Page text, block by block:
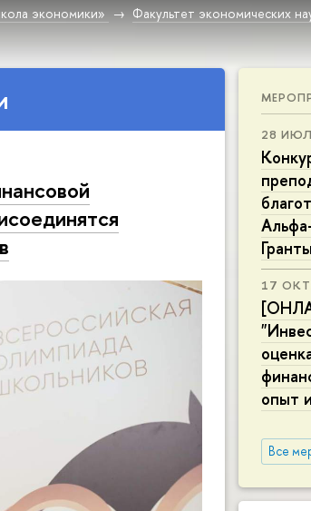
экономики» Факультет экономических
28
17
опыт
Все